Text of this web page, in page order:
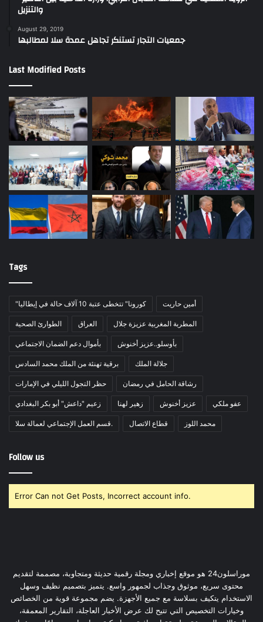
والتنزيل
August 29, 2019
جمعيات التجار تستنكر تجاهل عمدة سلا لمطالبها
Last Modified Posts
Tags
"كورونا" تتخطى عتبة 10 آلاف حالة في إيطاليا أمين حاريت
الطوارئ الصحية العراق المطربة المغربية عزيزة جلال
بأموال دعم الضمان الاجتماعي بأوسلو..عزيز أخنوش
برقية تهنئة من الملك محمد السادس جلالة الملك
حظر التجول الليلي في الإمارات رشاقة الحامل في رمضان
زعيم "داعش" أبو بكر البغدادي زهير لهنا عزيز أخنوش عفو ملكي
قسم العمل الإجتماعي لعمالة سلا. قطاع الاتصال محمد اللوز
Follow us
Error Can not Get Posts, Incorrect account info.
موراسلون24 هو موقع إخباري ومجلة رقمية حديثة ومتجاوبة، مصممة لتقديم
محتوى سريع، موثوق وجذاب لجمهور واسع. يتميز بتصميم نظيف وسهل
الاستخدام يتكيف بسلاسة مع جميع الأجهزة. يضم مجموعة قوية من الخصائص
وخيارات التخصيص التي تتيح لك عرض الأخبار العاجلة، التقارير المعمقة،